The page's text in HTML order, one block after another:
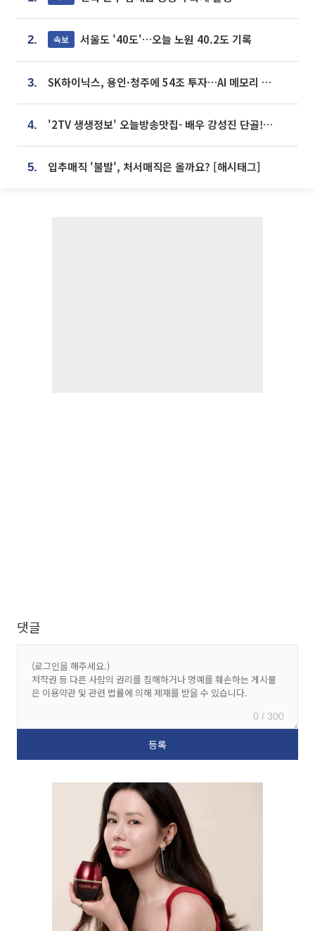
2. 속보 서울도 '40도'…오늘 노원 40.2도 기록
3. SK하이닉스, 용인·청주에 54조 투자…AI 메모리 생산기지 키운다
4. '2TV 생생정보' 오늘방송맛집- 배우 강성진 단골! 쌀국수ㆍ푸팟퐁 커리 맛집 '블○○○'
5. 입추매직 '불발', 처서매직은 올까요? [해시태그]
댓글
0 / 300